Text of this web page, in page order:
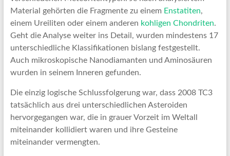
Material gehörten die Fragmente zu einem Enstatiten,
einem Ureiliten oder einem anderen kohligen Chondriten.
Geht die Analyse weiter ins Detail, wurden mindestens 17
unterschiedliche Klassifikationen bislang festgestellt.
Auch mikroskopische Nanodiamanten und Aminosäuren
wurden in seinem Inneren gefunden.
Die einzig logische Schlussfolgerung war, dass 2008 TC3
tatsächlich aus drei unterschiedlichen Asteroiden
hervorgegangen war, die in grauer Vorzeit im Weltall
miteinander kollidiert waren und ihre Gesteine
miteinander vermengten.